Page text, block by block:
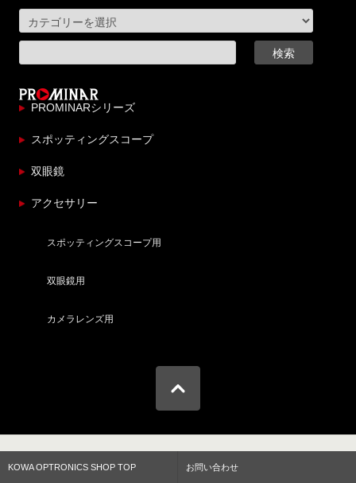
PROMINARシリーズ
スポッティングスコープ
双眼鏡
アクセサリー
スポッティングスコープ用
双眼鏡用
カメラレンズ用
KOWA OPTRONICS SHOP TOP お問い合わせ